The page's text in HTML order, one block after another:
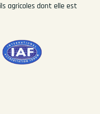
agricoles dont elle est